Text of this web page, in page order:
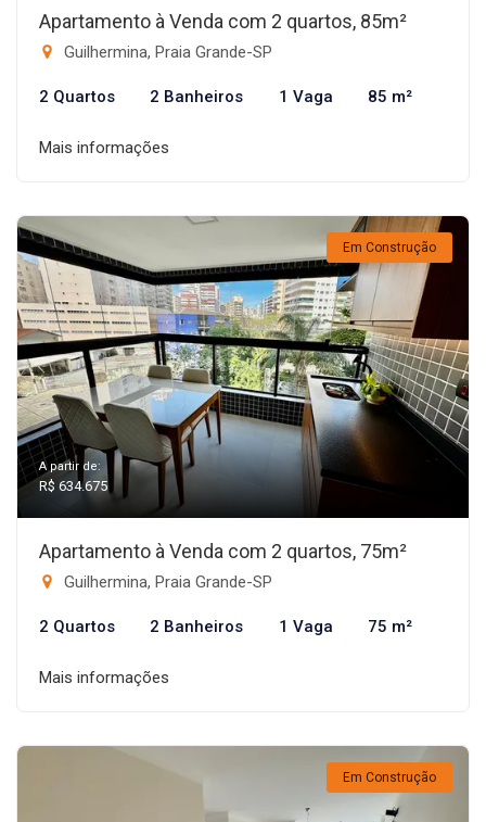
Apartamento à Venda com 2 quartos, 85m²
Guilhermina, Praia Grande-SP
2 Quartos 2 Banheiros 1 Vaga 85 m²
Mais informações
Em Construção
A partir de:
R$ 634.675
Apartamento à Venda com 2 quartos, 75m²
Guilhermina, Praia Grande-SP
2 Quartos 2 Banheiros 1 Vaga 75 m²
Mais informações
Em Construção